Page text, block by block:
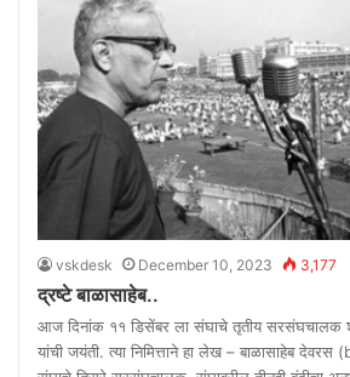
vskdesk December 10, 2023 3,177
द्रष्टे बाळासाहेब..
आज दिनांक ११ डिसेंबर ला संघाचे तृतीय सरसंघचालक
यांची जयंती. त्या निमित्ताने हा लेख – बाळासाहेब